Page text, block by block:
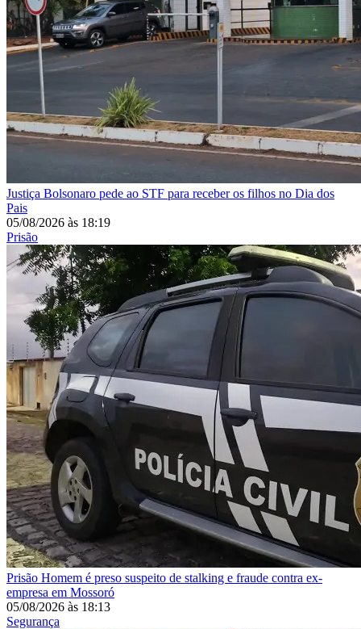
Justiça Bolsonaro pede ao STF para receber os filhos no Dia dos
Pais
05/08/2026 às 18:19
Prisão
Prisão Homem é preso suspeito de stalking e fraude contra ex-
empresa em Mossoró
05/08/2026 às 18:13
Segurança